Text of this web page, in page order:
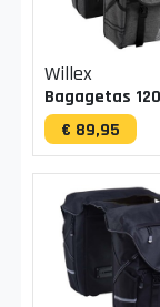
Willex
€ 89,95